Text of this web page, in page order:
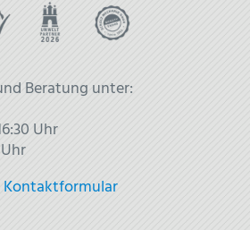
Beratung unter:
Uhr
Kontaktformular